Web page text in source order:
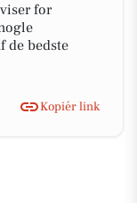
for
de bedste
Kopiér link